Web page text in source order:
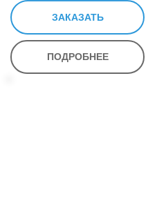
ЗАКАЗАТЬ
ПОДРОБНЕЕ